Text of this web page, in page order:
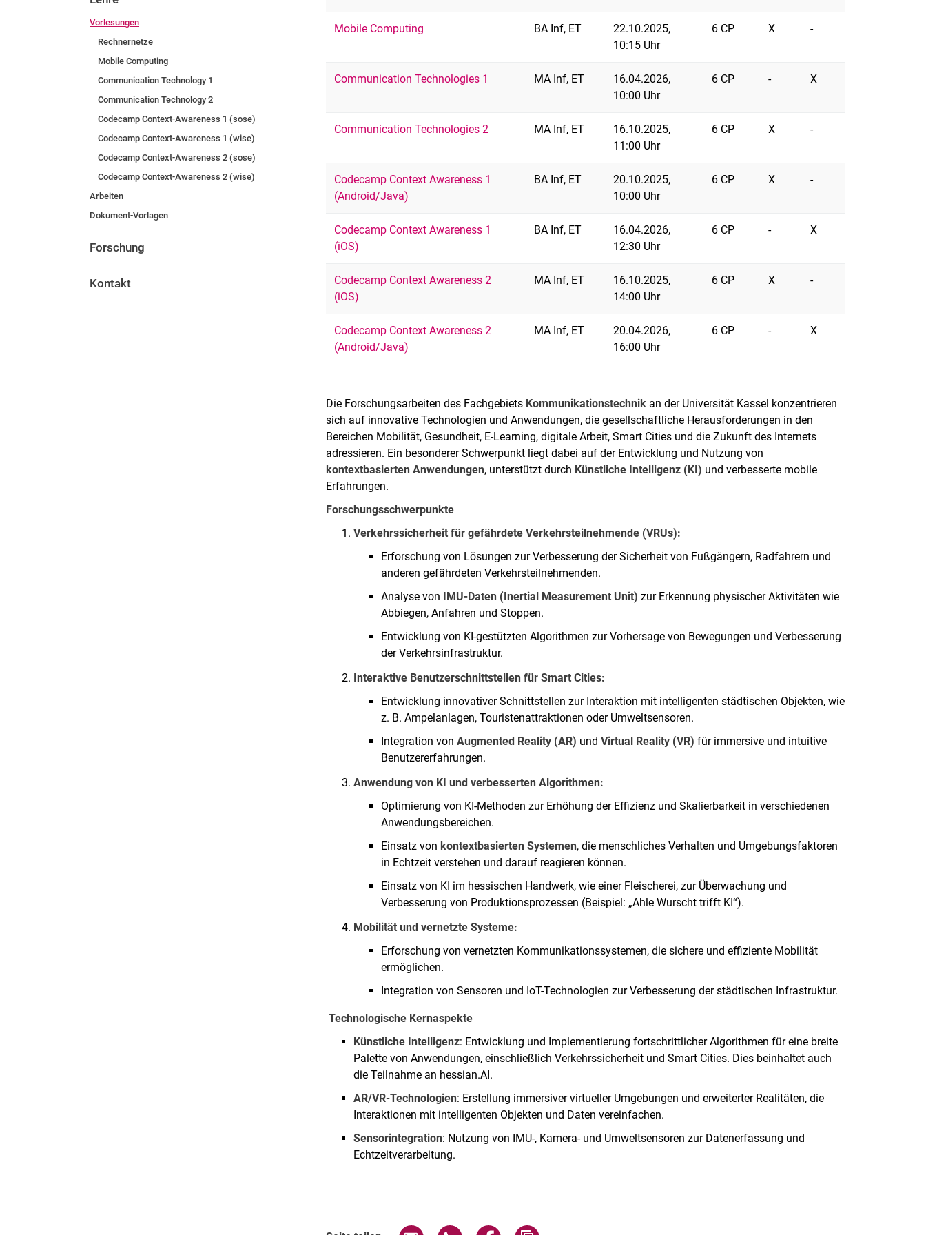
Vorlesungen
Rechnernetze
Mobile Computing
Communication Technology 1
Communication Technology 2
Codecamp Context-Awareness 1 (sose)
Codecamp Context-Awareness 1 (wise)
Codecamp Context-Awareness 2 (sose)
Codecamp Context-Awareness 2 (wise)
Arbeiten
Dokument-Vorlagen
Forschung
Kontakt
Mobile Computing BA Inf, ET
22.10.2025,
10:15 Uhr
6 CP X -
Communication Technologies 1 MA Inf, ET
16.04.2026,
10:00 Uhr
6 CP - X
Communication Technologies 2 MA Inf, ET
16.10.2025,
11:00 Uhr
6 CP X -
Codecamp Context Awareness 1
(Android/Java)
BA Inf, ET
20.10.2025,
10:00 Uhr
6 CP X -
Codecamp Context Awareness 1
(iOS)
BA Inf, ET
16.04.2026,
12:30 Uhr
6 CP - X
Codecamp Context Awareness 2
(iOS)
MA Inf, ET
16.10.2025,
14:00 Uhr
6 CP X -
Codecamp Context Awareness 2
(Android/Java)
MA Inf, ET
20.04.2026,
16:00 Uhr
6 CP - X
Die Forschungsarbeiten des Fachgebiets Kommunikationstechnik an der Universität Kassel konzentrieren
sich auf innovative Technologien und Anwendungen, die gesellschaftliche Herausforderungen in den
Bereichen Mobilität, Gesundheit, E-Learning, digitale Arbeit, Smart Cities und die Zukunft des Internets
adressieren. Ein besonderer Schwerpunkt liegt dabei auf der Entwicklung und Nutzung von
kontextbasierten Anwendungen, unterstützt durch Künstliche Intelligenz (KI) und verbesserte mobile
Erfahrungen.
Forschungsschwerpunkte
Verkehrssicherheit für gefährdete Verkehrsteilnehmende (VRUs):
Erforschung von Lösungen zur Verbesserung der Sicherheit von Fußgängern, Radfahrern und
anderen gefährdeten Verkehrsteilnehmenden.
Analyse von IMU-Daten (Inertial Measurement Unit) zur Erkennung physischer Aktivitäten wie
Abbiegen, Anfahren und Stoppen.
Entwicklung von KI-gestützten Algorithmen zur Vorhersage von Bewegungen und Verbesserung
der Verkehrsinfrastruktur.
Interaktive Benutzerschnittstellen für Smart Cities:
Entwicklung innovativer Schnittstellen zur Interaktion mit intelligenten städtischen Objekten, wie
z. B. Ampelanlagen, Touristenattraktionen oder Umweltsensoren.
Integration vonAugmented Reality (AR) undVirtual Reality (VR) für immersive und intuitive
Benutzererfahrungen.
Anwendung von KI und verbesserten Algorithmen:
Optimierung von KI-Methoden zur Erhöhung der Effizienz und Skalierbarkeit in verschiedenen
Anwendungsbereichen.
Einsatz vonkontextbasierten Systemen, die menschliches Verhalten und Umgebungsfaktoren
in Echtzeit verstehen und darauf reagieren können.
Einsatz von KI im hessischen Handwerk, wie einer Fleischerei, zur Überwachung und
Verbesserung von Produktionsprozessen (Beispiel: „Ahle Wurscht trifft KI“).
Mobilität und vernetzte Systeme:
Erforschung von vernetzten Kommunikationssystemen, die sichere und effiziente Mobilität
ermöglichen.
Integration von Sensoren und IoT-Technologien zur Verbesserung der städtischen Infrastruktur.
Technologische Kernaspekte
Künstliche Intelligenz: Entwicklung und Implementierung fortschrittlicher Algorithmen für eine breite
Palette von Anwendungen, einschließlich Verkehrssicherheit und Smart Cities. Dies beinhaltet auch
die Teilnahme an hessian.AI.
AR/VR-Technologien: Erstellung immersiver virtueller Umgebungen und erweiterter Realitäten, die
Interaktionen mit intelligenten Objekten und Daten vereinfachen.
Sensorintegration: Nutzung von IMU-, Kamera- und Umweltsensoren zur Datenerfassung und
Echtzeitverarbeitung.